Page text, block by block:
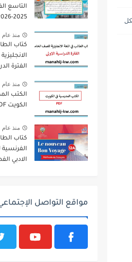
التاسع
2025-2026
منذ عام
كتاب
منذ عام
الكتب
الكويت PDF
منذ عام
كتاب
مواقع التواصل